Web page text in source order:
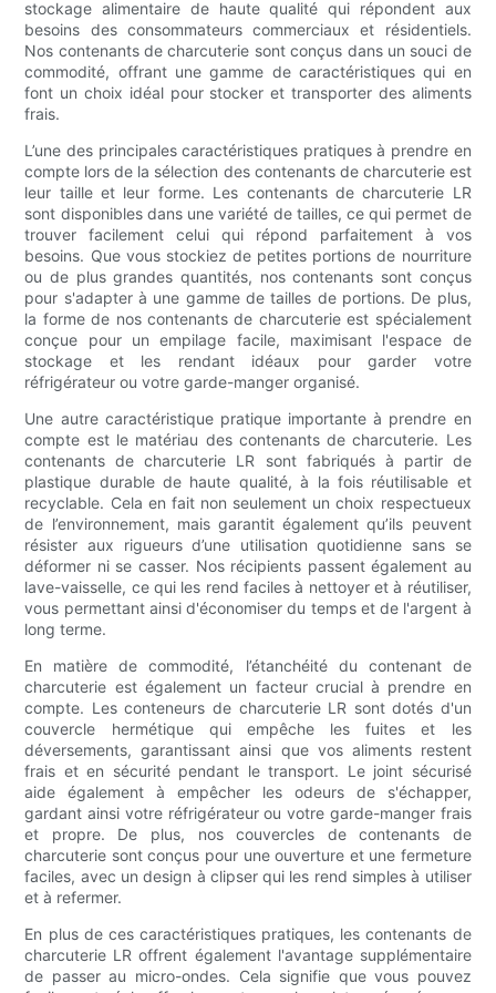
stockage alimentaire de haute qualité qui répondent aux
besoins des consommateurs commerciaux et résidentiels.
Nos contenants de charcuterie sont conçus dans un souci de
commodité, offrant une gamme de caractéristiques qui en
font un choix idéal pour stocker et transporter des aliments
frais.
L’une des principales caractéristiques pratiques à prendre en
compte lors de la sélection des contenants de charcuterie est
leur taille et leur forme. Les contenants de charcuterie LR
sont disponibles dans une variété de tailles, ce qui permet de
trouver facilement celui qui répond parfaitement à vos
besoins. Que vous stockiez de petites portions de nourriture
ou de plus grandes quantités, nos contenants sont conçus
pour s'adapter à une gamme de tailles de portions. De plus,
la forme de nos contenants de charcuterie est spécialement
conçue pour un empilage facile, maximisant l'espace de
stockage et les rendant idéaux pour garder votre
réfrigérateur ou votre garde-manger organisé.
Une autre caractéristique pratique importante à prendre en
compte est le matériau des contenants de charcuterie. Les
contenants de charcuterie LR sont fabriqués à partir de
plastique durable de haute qualité, à la fois réutilisable et
recyclable. Cela en fait non seulement un choix respectueux
de l’environnement, mais garantit également qu’ils peuvent
résister aux rigueurs d’une utilisation quotidienne sans se
déformer ni se casser. Nos récipients passent également au
lave-vaisselle, ce qui les rend faciles à nettoyer et à réutiliser,
vous permettant ainsi d'économiser du temps et de l'argent à
long terme.
En matière de commodité, l’étanchéité du contenant de
charcuterie est également un facteur crucial à prendre en
compte. Les conteneurs de charcuterie LR sont dotés d'un
couvercle hermétique qui empêche les fuites et les
déversements, garantissant ainsi que vos aliments restent
frais et en sécurité pendant le transport. Le joint sécurisé
aide également à empêcher les odeurs de s'échapper,
gardant ainsi votre réfrigérateur ou votre garde-manger frais
et propre. De plus, nos couvercles de contenants de
charcuterie sont conçus pour une ouverture et une fermeture
faciles, avec un design à clipser qui les rend simples à utiliser
et à refermer.
En plus de ces caractéristiques pratiques, les contenants de
charcuterie LR offrent également l'avantage supplémentaire
de passer au micro-ondes. Cela signifie que vous pouvez